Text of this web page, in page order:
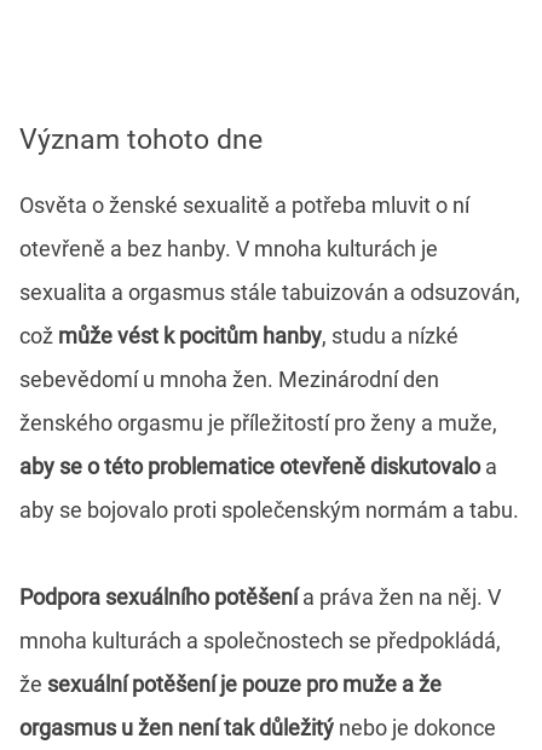
Význam tohoto dne
Osvěta o ženské sexualitě a potřeba mluvit o ní
otevřeně a bez hanby. V mnoha kulturách je
sexualita a orgasmus stále tabuizován a odsuzován,
což může vést k pocitům hanby, studu a nízké
sebevědomí u mnoha žen. Mezinárodní den
ženského orgasmu je příležitostí pro ženy a muže,
aby se o této problematice otevřeně diskutovaloa
aby se bojovalo proti společenským normám a tabu.
Podpora sexuálního potěšenía práva žen na něj. V
mnoha kulturách a společnostech se předpokládá,
že sexuální potěšení je pouze pro muže a že
orgasmus u žen není tak důležitý nebo je dokonce